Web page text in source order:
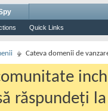
Quick Links
Cateva domenii de
răspundeți